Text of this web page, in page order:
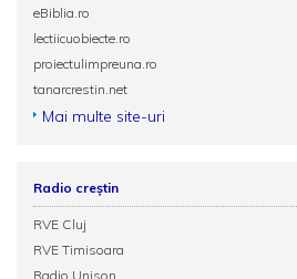
eBiblia.ro
lectiicuobiecte.ro
proiectulimpreuna.ro
tanarcrestin.net
Mai multe site-uri
Radio creștin
RVE Cluj
RVE Timisoara
Radio Unison